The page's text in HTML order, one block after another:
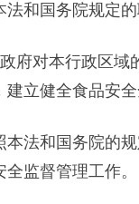
国务院规定的
对本行政区域的
立健全食品安
和国务院的规
监督管理工作。